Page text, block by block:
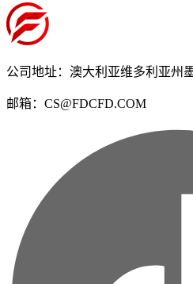
公司地址：澳大利亚维多利亚州
邮箱：CS@FDCFD.COM